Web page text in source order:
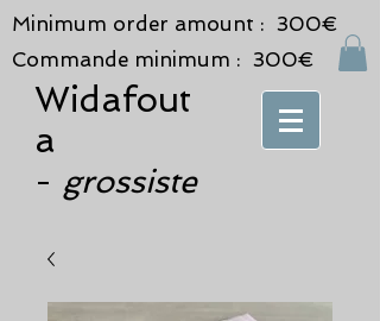
Minimum order amount : 300€
Commande minimum : 300€
Widafout
a
- grossiste